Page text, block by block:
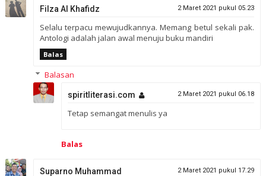
Filza Al Khafidz 2 Maret 2021 pukul 05.23
Selalu terpacu mewujudkannya. Memang betul sekali pak.
Antologi adalah jalan awal menuju buku mandiri
Balas
Balasan
spiritliterasi.com 2 Maret 2021 pukul 06.18
Tetap semangat menulis ya
Balas
Suparno Muhammad 2 Maret 2021 pukul 17.29